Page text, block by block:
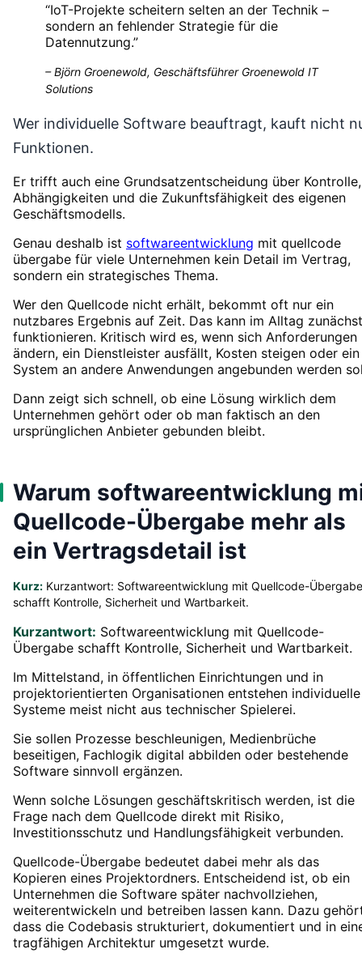
“IoT-Projekte scheitern selten an der Technik –
sondern an fehlender Strategie für die
Datennutzung.”
–Björn Groenewold, Geschäftsführer Groenewold IT
Solutions
Wer individuelle Software beauftragt, kauft nicht
Funktionen.
Er trifft auch eine Grundsatzentscheidung über Kontrolle,
Abhängigkeiten und die Zukunftsfähigkeit des eigenen
Geschäftsmodells.
Genau deshalb ist softwareentwicklung mit quellcode
übergabe für viele Unternehmen kein Detail im Vertrag,
sondern ein strategisches Thema.
Wer den Quellcode nicht erhält, bekommt oft nur ein
nutzbares Ergebnis auf Zeit. Das kann im Alltag zunächst
funktionieren. Kritisch wird es, wenn sich Anforderungen
ändern, ein Dienstleister ausfällt, Kosten steigen oder ein
System an andere Anwendungen angebunden werden
Dann zeigt sich schnell, ob eine Lösung wirklich dem
Unternehmen gehört oder ob man faktisch an den
ursprünglichen Anbieter gebunden bleibt.
Warum softwareentwicklung
Quellcode-Übergabe mehr als
ein Vertragsdetail ist
Kurz: Kurzantwort: Softwareentwicklung mit Quellcode-Übergabe
schafft Kontrolle, Sicherheit und Wartbarkeit.
Kurzantwort: Softwareentwicklung mit Quellcode-
Übergabe schafft Kontrolle, Sicherheit und Wartbarkeit.
Im Mittelstand, in öffentlichen Einrichtungen und in
projektorientierten Organisationen entstehen individuelle
Systeme meist nicht aus technischer Spielerei.
Sie sollen Prozesse beschleunigen, Medienbrüche
beseitigen, Fachlogik digital abbilden oder bestehende
Software sinnvoll ergänzen.
Wenn solche Lösungen geschäftskritisch werden, ist die
Frage nach dem Quellcode direkt mit Risiko,
Investitionsschutz und Handlungsfähigkeit verbunden.
Quellcode-Übergabe bedeutet dabei mehr als das
Kopieren eines Projektordners. Entscheidend ist, ob ein
Unternehmen die Software später nachvollziehen,
weiterentwickeln und betreiben lassen kann. Dazu
dass die Codebasis strukturiert, dokumentiert und in
tragfähigen Architektur umgesetzt wurde.